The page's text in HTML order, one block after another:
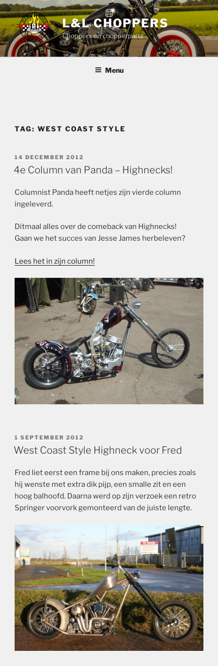
Ga
naar
de
inhoud
L&L CHOPPERS
Choppers en chopperparts
Menu
TAG: WEST COAST STYLE
GEPLAATST
OP
14 DECEMBER 2012
4e Column van Panda – Highnecks!
Columnist Panda heeft netjes zijn vierde column
ingeleverd.
Ditmaal alles over de comeback van Highnecks!
Gaan we het succes van Jesse James herbeleven?
Lees het in zijn column!
GEPLAATST
OP
1 SEPTEMBER 2012
West Coast Style Highneck voor Fred
Fred liet eerst een frame bij ons maken, precies zoals
hij wenste met extra dik pijp, een smalle zit en een
hoog balhoofd. Daarna werd op zijn verzoek een retro
Springer voorvork gemonteerd van de juiste lengte.